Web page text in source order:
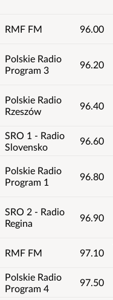
RMF FM 96.00
Polskie Radio
Program 3
96.20
Polskie Radio
Rzeszów
96.40
SRO 1 - Radio
Slovensko
96.60
Polskie Radio
Program 1
96.80
SRO 2 - Radio
Regina
96.90
RMF FM 97.10
Polskie Radio
Program 4
97.50